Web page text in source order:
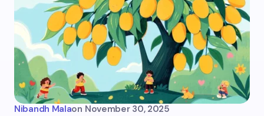
Nibandh Malaon November 30, 2025